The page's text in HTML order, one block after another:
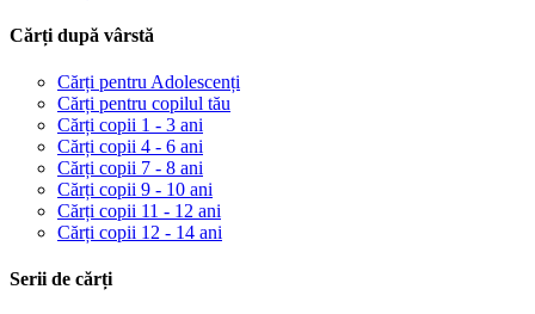
Cărți după vârstă
Cărți pentru Adolescenți
Cărți pentru copilul tău
Cărți copii 1 - 3 ani
Cărți copii 4 - 6 ani
Cărți copii 7 - 8 ani
Cărți copii 9 - 10 ani
Cărți copii 11 - 12 ani
Cărți copii 12 - 14 ani
Serii de cărți